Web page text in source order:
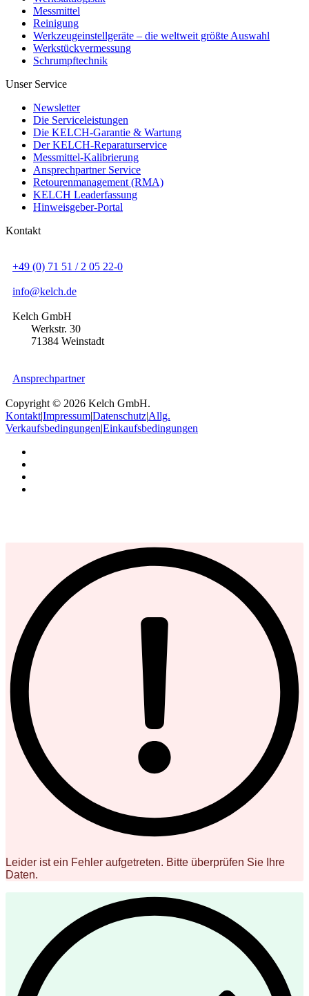
Messmittel
Reinigung
Werkzeugeinstellgeräte – die weltweit größte Auswahl
Werkstückvermessung
Schrumpftechnik
Unser Service
Newsletter
Die Serviceleistungen
Die KELCH-Garantie & Wartung
Der KELCH-Reparaturservice
Messmittel-Kalibrierung
Ansprechpartner Service
Retourenmanagement (RMA)
KELCH Leaderfassung
Hinweisgeber-Portal
Kontakt
+49 (0) 71 51 / 2 05 22-0
info@kelch.de
Kelch GmbH
Werkstr. 30
71384 Weinstadt
Ansprechpartner
Copyright © 2026 Kelch GmbH.
Kontakt|Impressum|Datenschutz|Allg.
Verkaufsbedingungen|Einkaufsbedingungen
Leider ist ein Fehler aufgetreten. Bitte überprüfen Sie Ihre
Daten.